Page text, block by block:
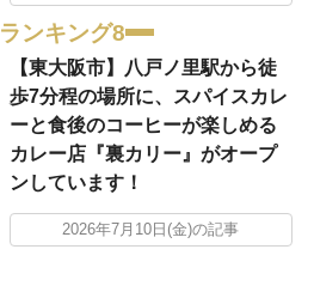
ランキング8
【東大阪市】八戸ノ里駅から徒
歩7分程の場所に、スパイスカレ
ーと食後のコーヒーが楽しめる
カレー店『裏カリー』がオープ
ンしています！
2026年7月10日(金)の記事